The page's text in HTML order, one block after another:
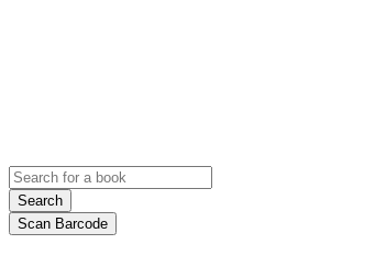
Search
Scan Barcode